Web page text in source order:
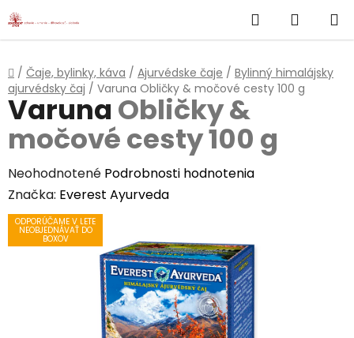
Prejsť
na
Hľadať
KOŠÍK
Domov
/ Čaje, bylinky, káva / Ajurvédske čaje / Bylinný himalájsky
ajurvédsky čaj / Varuna Obličky & močové cesty 100 g
Varuna Obličky &
močové cesty 100 g
Priemerné
hodnotenie
produktu
Neohodnotené Podrobnosti hodnotenia
Značka: Everest Ayurveda
ODPORÚČAME V LETE
NEOBJEDNÁVAŤ DO
BOXOV